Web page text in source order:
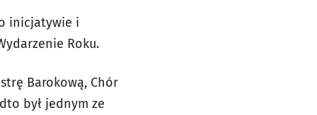
inicjatywie i
Roku.
Barokową, Chór
był jednym ze